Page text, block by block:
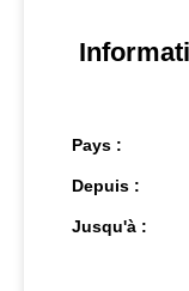
Pays :
Depuis :
Jusqu'à :